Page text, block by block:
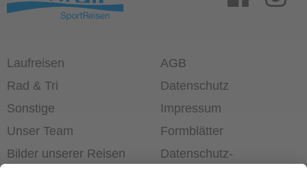
Usercentrics Consent Management Platform
Laufreisen
Rad & Tri
Sonstige
Unser Team
Bilder unserer Reisen
AGB
Datenschutz
Impressum
Formblätter
Datenschutz­